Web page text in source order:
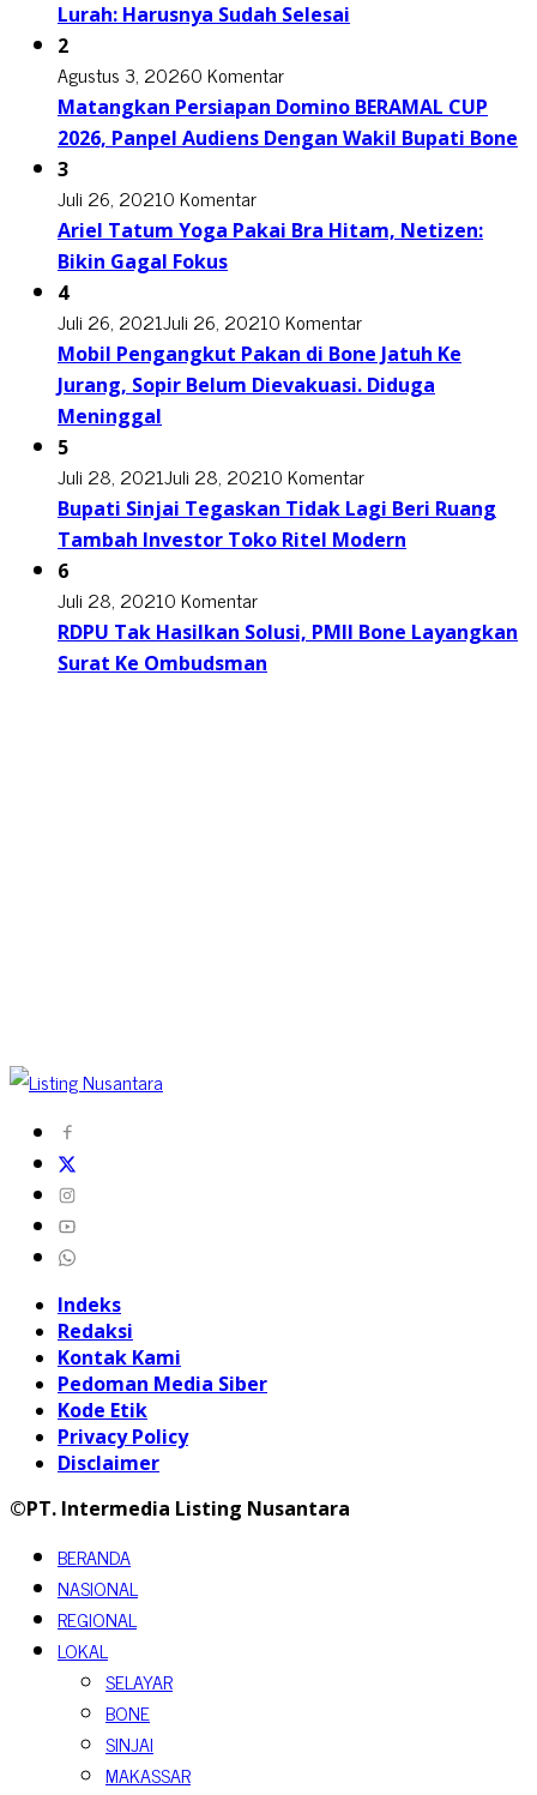
Lurah: Harusnya Sudah Selesai
2
Agustus 3, 20260 Komentar
Matangkan Persiapan Domino BERAMAL CUP
2026, Panpel Audiens Dengan Wakil Bupati Bone
3
Juli 26, 20210 Komentar
Ariel Tatum Yoga Pakai Bra Hitam, Netizen:
Bikin Gagal Fokus
4
Juli 26, 2021Juli 26, 20210 Komentar
Mobil Pengangkut Pakan di Bone Jatuh Ke
Jurang, Sopir Belum Dievakuasi. Diduga
Meninggal
5
Juli 28, 2021Juli 28, 20210 Komentar
Bupati Sinjai Tegaskan Tidak Lagi Beri Ruang
Tambah Investor Toko Ritel Modern
6
Juli 28, 20210 Komentar
RDPU Tak Hasilkan Solusi, PMII Bone Layangkan
Surat Ke Ombudsman
Indeks
Redaksi
Kontak Kami
Pedoman Media Siber
Kode Etik
Privacy Policy
Disclaimer
©PT. Intermedia Listing Nusantara
BERANDA
NASIONAL
REGIONAL
LOKAL
SELAYAR
BONE
SINJAI
MAKASSAR